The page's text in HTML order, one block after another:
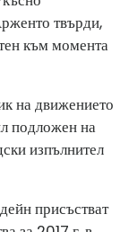
твърди,
към момента
на движението
подложен на
изпълнител
присъстват